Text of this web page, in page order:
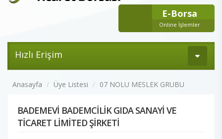
E-Borsa
Online İşlemler
Hızlı Erişim
Anasayfa Üye Listesi 07 NOLU MESLEK GRUBU
BADEMEVİ BADEMCİLİK GIDA SANAYİ VE
TİCARET LİMİTED ŞİRKETİ